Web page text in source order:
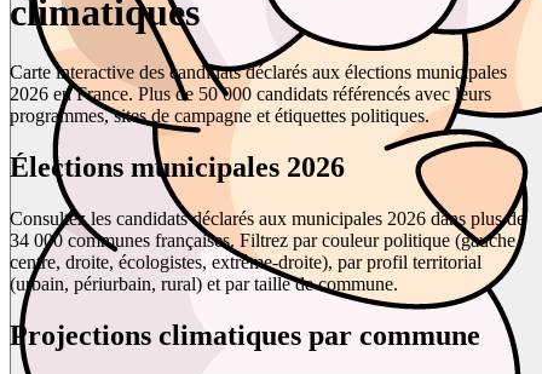
climatiques
Carte interactive des candidats déclarés aux élections municipales
2026 en France. Plus de 50 000 candidats référencés avec leurs
programmes, sites de campagne et étiquettes politiques.
Élections municipales 2026
Consultez les candidats déclarés aux municipales 2026 dans plus de
34 000 communes françaises. Filtrez par couleur politique (gauche,
centre, droite, écologistes, extrême-droite), par profil territorial
(urbain, périurbain, rural) et par taille de commune.
Projections climatiques par commune